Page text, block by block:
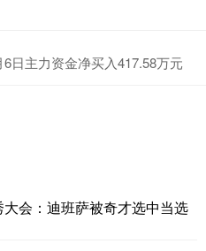
日主力资金净买入417.58万元
会：迪班萨被奇才选中当选